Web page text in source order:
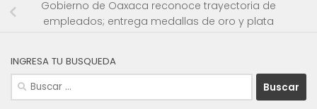
Gobierno de Oaxaca reconoce trayectoria de
empleados; entrega medallas de oro y plata
INGRESA TU BUSQUEDA
Buscar: